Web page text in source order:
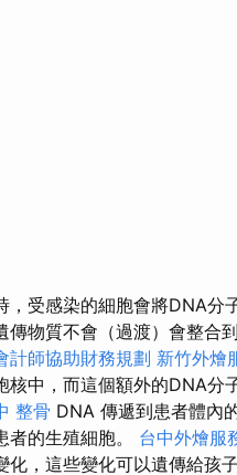
，受感染的細胞會將DNA分
傳物質不會（過渡）會整合
計師協助財務規劃 新竹外燴
核中，而這個額外的DNA分
整骨 DNA 傳遞到患者體內
者的生殖細胞。 台中外燴服
化，這些變化可以遺傳給孩